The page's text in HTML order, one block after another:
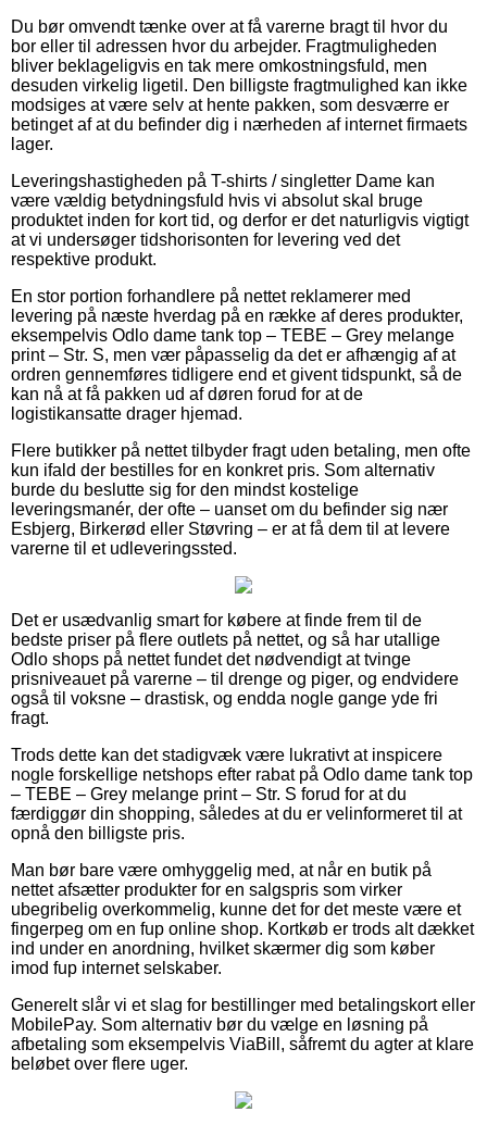
Du bør omvendt tænke over at få varerne bragt til hvor du
bor eller til adressen hvor du arbejder. Fragtmuligheden
bliver beklageligvis en tak mere omkostningsfuld, men
desuden virkelig ligetil. Den billigste fragtmulighed kan ikke
modsiges at være selv at hente pakken, som desværre er
betinget af at du befinder dig i nærheden af internet firmaets
lager.
Leveringshastigheden på T-shirts / singletter Dame kan
være vældig betydningsfuld hvis vi absolut skal bruge
produktet inden for kort tid, og derfor er det naturligvis vigtigt
at vi undersøger tidshorisonten for levering ved det
respektive produkt.
En stor portion forhandlere på nettet reklamerer med
levering på næste hverdag på en række af deres produkter,
eksempelvis Odlo dame tank top – TEBE – Grey melange
print – Str. S, men vær påpasselig da det er afhængig af at
ordren gennemføres tidligere end et givent tidspunkt, så de
kan nå at få pakken ud af døren forud for at de
logistikansatte drager hjemad.
Flere butikker på nettet tilbyder fragt uden betaling, men ofte
kun ifald der bestilles for en konkret pris. Som alternativ
burde du beslutte sig for den mindst kostelige
leveringsmanér, der ofte – uanset om du befinder sig nær
Esbjerg, Birkerød eller Støvring – er at få dem til at levere
varerne til et udleveringssted.
Det er usædvanlig smart for købere at finde frem til de
bedste priser på flere outlets på nettet, og så har utallige
Odlo shops på nettet fundet det nødvendigt at tvinge
prisniveauet på varerne – til drenge og piger, og endvidere
også til voksne – drastisk, og endda nogle gange yde fri
fragt.
Trods dette kan det stadigvæk være lukrativt at inspicere
nogle forskellige netshops efter rabat på Odlo dame tank top
– TEBE – Grey melange print – Str. S forud for at du
færdiggør din shopping, således at du er velinformeret til at
opnå den billigste pris.
Man bør bare være omhyggelig med, at når en butik på
nettet afsætter produkter for en salgspris som virker
ubegribelig overkommelig, kunne det for det meste være et
fingerpeg om en fup online shop. Kortkøb er trods alt dækket
ind under en anordning, hvilket skærmer dig som køber
imod fup internet selskaber.
Generelt slår vi et slag for bestillinger med betalingskort eller
MobilePay. Som alternativ bør du vælge en løsning på
afbetaling som eksempelvis ViaBill, såfremt du agter at klare
beløbet over flere uger.